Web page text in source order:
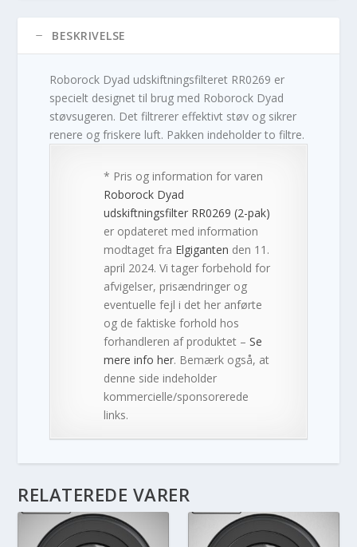
BESKRIVELSE
Roborock Dyad udskiftningsfilteret RR0269 er
specielt designet til brug med Roborock Dyad
støvsugeren. Det filtrerer effektivt støv og sikrer
renere og friskere luft. Pakken indeholder to filtre.
* Pris og information for varen
Roborock Dyad
udskiftningsfilter RR0269 (2-pak)
er opdateret med information
modtaget fra Elgiganten den 11.
april 2024. Vi tager forbehold for
afvigelser, prisændringer og
eventuelle fejl i det her anførte
og de faktiske forhold hos
forhandleren af produktet –Se
mere info her. Bemærk også, at
denne side indeholder
kommercielle/sponsorerede
links.
RELATEREDE VARER